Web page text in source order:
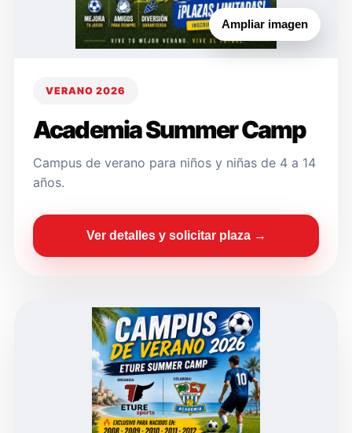
Ampliar imagen
VERANO 2026
Academia Summer Camp
Campus de verano para niños y niñas de 4 a 14
años.
Ver detalles y solicitar plaza →